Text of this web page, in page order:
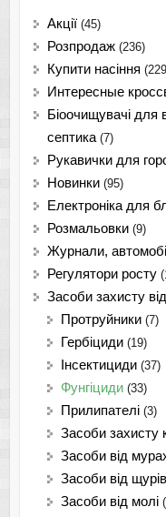
Акції (45)
Розпродаж (236)
Купити насіння
Интересные
Біоочищувачі для
септика (7)
Рукавички для
Новинки (95)
Електроніка для
Розмальовки (9)
Журнали,
Регулятори росту
Засоби захисту
Протруйники (7)
Гербіциди (19)
Інсектициди (37)
Фунгіциди (33)
Прилипателі (3)
Засоби захисту
Засоби від
Засоби від
Засоби від молі